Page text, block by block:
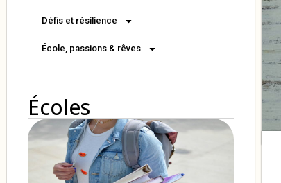
Défis et résilience
École, passions & rêves
Écoles